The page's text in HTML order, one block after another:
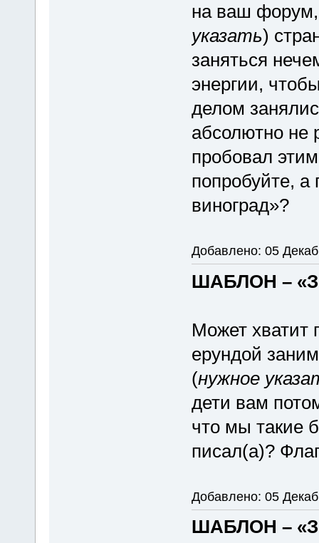
на ваш форум,
указать)
заняться
энергии,
делом
абсолютно не
пробовал
попробуйте,
виноград»?
Добавлено: 05
ШАБЛОН –
Может хватит
ерундой
(нужное
дети вам
что мы такие
писал(а)?
Добавлено: 05
ШАБЛОН –